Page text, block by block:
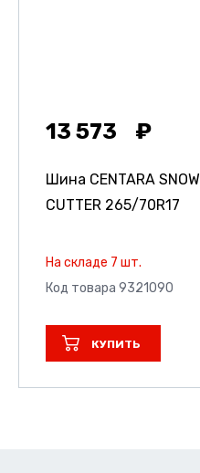
13 573
Шина CENTARA SNOW
CUTTER 265/70R17
На складе 7 шт.
Код товара 9321090
КУПИТЬ